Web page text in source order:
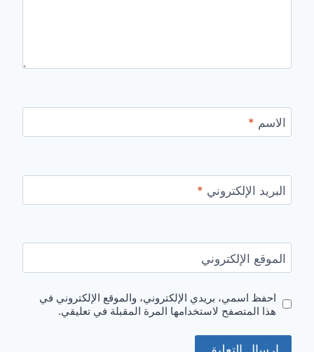
الاسم *
البريد الإلكتروني *
الموقع الإلكتروني
احفظ اسمي، بريدي الإلكتروني، والموقع الإلكتروني في
هذا المتصفح لاستخدامها المرة المقبلة في تعليقي.